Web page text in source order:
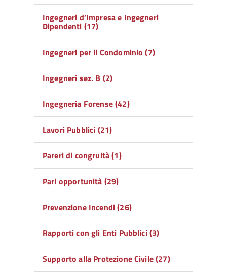
Ingegneri d’Impresa e Ingegneri
Dipendenti (17)
Ingegneri per il Condominio (7)
Ingegneri sez. B (2)
Ingegneria Forense (42)
Lavori Pubblici (21)
Pareri di congruità (1)
Pari opportunità (29)
Prevenzione Incendi (26)
Rapporti con gli Enti Pubblici (3)
Supporto alla Protezione Civile (27)